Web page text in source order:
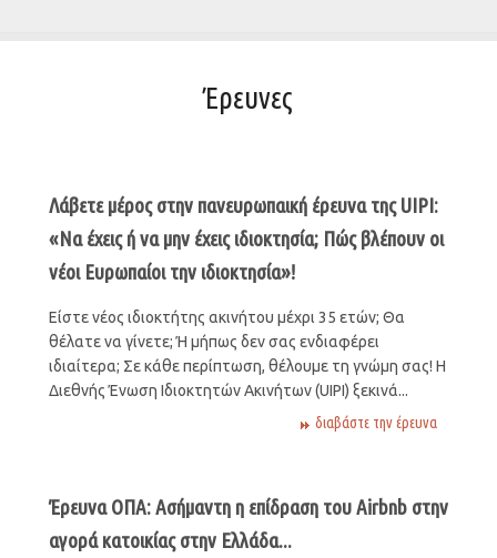
Έρευνες
Λάβετε μέρος στην πανευρωπαική έρευνα της UIPI:
«Να έχεις ή να μην έχεις ιδιοκτησία; Πώς βλέπουν οι
νέοι Ευρωπαίοι την ιδιοκτησία»!
Είστε νέος ιδιοκτήτης ακινήτου μέχρι 35 ετών; Θα
θέλατε να γίνετε; Ή μήπως δεν σας ενδιαφέρει
ιδιαίτερα; Σε κάθε περίπτωση, θέλουμε τη γνώμη σας! Η
Διεθνής Ένωση Ιδιοκτητών Ακινήτων (UIPI) ξεκινά...
διαβάστε την έρευνα
Έρευνα ΟΠΑ: Ασήμαντη η επίδραση του Airbnb στην
αγορά κατοικίας στην Ελλάδα...